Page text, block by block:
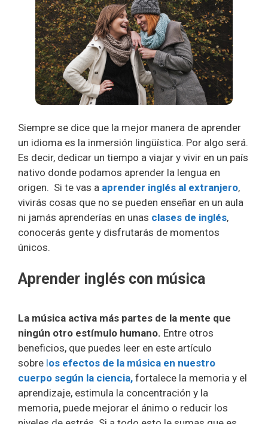
Siempre se dice que la mejor manera de aprender
un idioma es la inmersión lingüística. Por algo será.
Es decir, dedicar un tiempo a viajar y vivir en un país
nativo donde podamos aprender la lengua en
origen. Si te vas a aprender inglés al extranjero,
vivirás cosas que no se pueden enseñar en un aula
ni jamás aprenderías en unas clases de inglés,
conocerás gente y disfrutarás de momentos
únicos.
Aprender inglés con música
La música activa más partes de la mente que
ningún otro estímulo humano. Entre otros
beneficios, que puedes leer en este artículo
sobre los efectos de la música en nuestro
cuerpo según la ciencia, fortalece la memoria y el
aprendizaje, estimula la concentración y la
memoria, puede mejorar el ánimo o reducir los